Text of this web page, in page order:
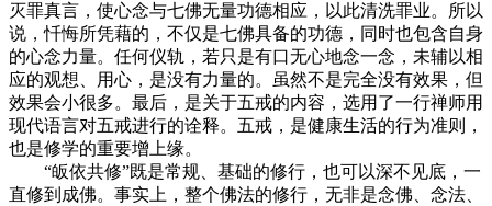
灭罪真言，使心念与七佛无量功德相应，以此清洗罪业。所以
说，忏悔所凭藉的，不仅是七佛具备的功德，同时也包含自身
的心念力量。任何仪轨，若只是有口无心地念一念，未辅以相
应的观想、用心，是没有力量的。虽然不是完全没有效果，但
效果会小很多。最后，是关于五戒的内容，选用了一行禅师用
现代语言对五戒进行的诠释。五戒，是健康生活的行为准则，
也是修学的重要增上缘。
“皈依共修”既是常规、基础的修行，也可以深不见底，一
直修到成佛。事实上，整个佛法的修行，无非是念佛、念法、